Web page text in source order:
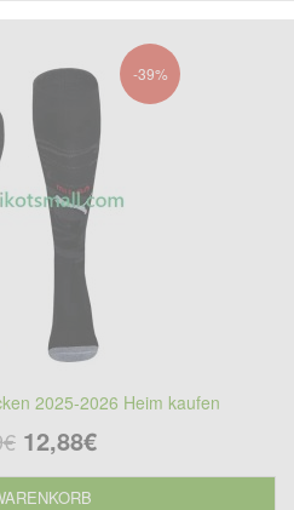
-39%
2025-2026 Heim kaufen
12,88€